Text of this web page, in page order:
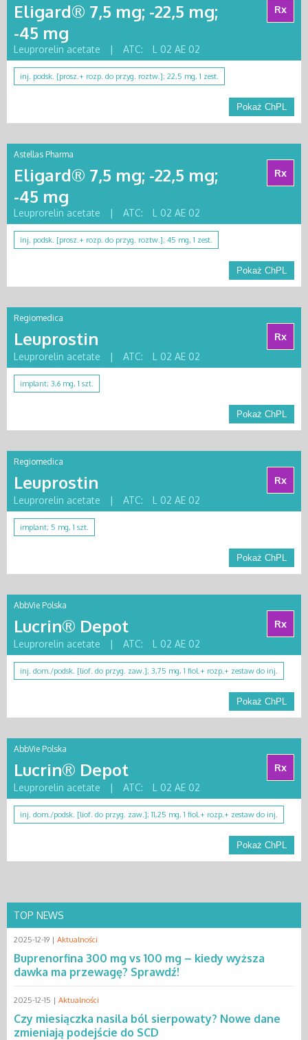
Eligard® 7,5 mg; -22,5 mg;
-45 mg
Rx
Leuprorelin acetate | ATC: L 02 AE 02
inj. podsk. [prosz.+ rozp. do przyg. roztw.]; 22,5 mg, 1 zest.
Pokaż ChPL
Astellas Pharma
Eligard® 7,5 mg; -22,5 mg;
-45 mg
Rx
Leuprorelin acetate | ATC: L 02 AE 02
inj. podsk. [prosz.+ rozp. do przyg. roztw.]; 45 mg, 1 zest.
Pokaż ChPL
Regiomedica
Leuprostin
Rx
Leuprorelin acetate
| ATC: L 02 AE 02
implant; 3,6 mg, 1 szt.
Pokaż ChPL
Regiomedica
Leuprostin
Rx
Leuprorelin acetate
| ATC: L 02 AE 02
implant; 5 mg, 1 szt.
Pokaż ChPL
AbbVie Polska
Lucrin® Depot
Rx
Leuprorelin acetate
| ATC: L 02 AE 02
inj. dom./podsk. [liof. do przyg. zaw.]; 3,75 mg, 1 fiol.+ rozp.+ zestaw do inj.
Pokaż ChPL
AbbVie Polska
Lucrin® Depot
Rx
Leuprorelin acetate
| ATC: L 02 AE 02
inj. dom./podsk. [liof. do przyg. zaw.]; 11,25 mg, 1 fiol.+ rozp.+ zestaw do inj.
Pokaż ChPL
TOP NEWS
2025-12-19 | Aktualności
Buprenorfina 300 mg vs 100 mg – kiedy wyższa
dawka ma przewagę? Sprawdź!
2025-12-15 | Aktualności
Czy miesiączka nasila ból sierpowaty? Nowe dane
zmieniają podejście do SCD